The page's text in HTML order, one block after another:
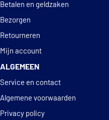
Betalen en geldzaken
Bezorgen
Retourneren
Mijn account
ALGEMEEN
Service en contact
Algemene voorwaarden
Privacy policy